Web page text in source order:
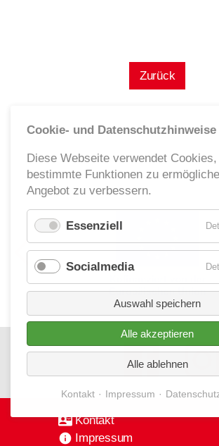
Oft gefragt in Verband
Initiative Transparente
Ehrenamt
Geschäftsstelle
Kinder- und Jugendhilfe
Zurück
Kontakt
Impressum
Cookie- und Datenschutzhinweise
Diese Webseite verwendet Cookies,
bestimmte Funktionen zu
Angebot zu verbessern.
Essenziell
Socialmedia
Auswahl speichern
Alle akzeptieren
Alle ablehnen
Kontakt Impressum